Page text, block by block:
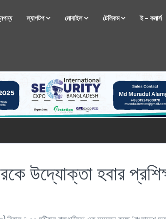
ল্যাপটপ মোবাইল টেলিকম ই – কমার্স
উদ্যোক্তা হবার